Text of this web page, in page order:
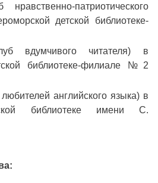
патриотического
детской библиотеке-
вдумчивого читателя) в
библиотеке-филиале №2
английского языка) в
библиотеке имени С.